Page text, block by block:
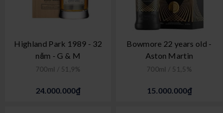
Highland Park 1989 - 32
năm - G & M
700ml / 51,9%
24.000.000₫
Bowmore 22 years old -
Aston Martin
700ml / 51,5%
15.000.000₫